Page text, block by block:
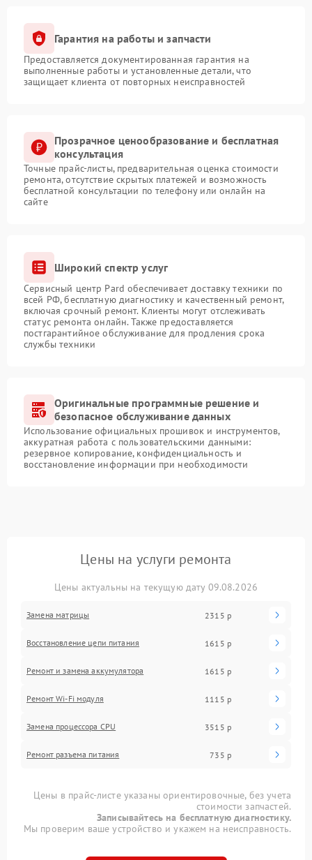
Гарантия на работы и запчасти
Предоставляется документированная гарантия на
выполненные работы и установленные детали, что
защищает клиента от повторных неисправностей
Прозрачное ценообразование и бесплатная
консультация
Точные прайс-листы, предварительная оценка стоимости
ремонта, отсутствие скрытых платежей и возможность
бесплатной консультации по телефону или онлайн на
сайте
Широкий спектр услуг
Сервисный центр Pard обеспечивает доставку техники по
всей РФ, бесплатную диагностику и качественный ремонт,
включая срочный ремонт. Клиенты могут отслеживать
статус ремонта онлайн. Также предоставляется
постгарантийное обслуживание для продления срока
службы техники
Оригинальные программные решение и
безопасное обслуживание данных
Использование официальных прошивок и инструментов,
аккуратная работа с пользовательскими данными:
резервное копирование, конфиденциальность и
восстановление информации при необходимости
Цены на услуги ремонта
Цены актуальны на текущую дату 09.08.2026
Замена матрицы 2315 р
Восстановление цепи питания 1615 р
Ремонт и замена аккумулятора 1615 р
Ремонт Wi-Fi модуля 1115 р
Замена процессора CPU 3515 р
Ремонт разъема питания 735 р
Цены в прайс-листе указаны ориентировочные, без учета
стоимости запчастей.
Записывайтесь на бесплатную диагностику.
Мы проверим ваше устройство и укажем на неисправность.